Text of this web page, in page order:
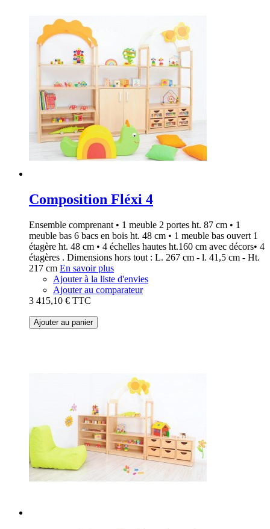
Composition Fléxi 4
Ensemble comprenant • 1 meuble 2 portes ht. 87 cm • 1
meuble bas 6 bacs en bois ht. 48 cm • 1 meuble bas ouvert 1
étagère ht. 48 cm • 4 échelles hautes ht.160 cm avec décors• 4
étagères . Dimensions hors tout : L. 267 cm - l. 41,5 cm - Ht.
217 cm En savoir plus
Ajouter à la liste d'envies
Ajouter au comparateur
3 415,10 € TTC
Ajouter au panier